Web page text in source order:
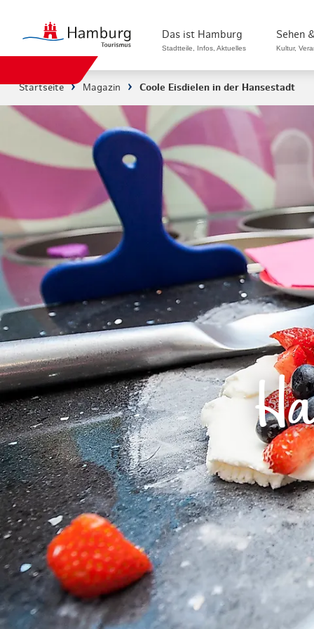
Das ist Hamburg
Stadtteile, Infos, Aktuelles
Stadtteile in Hamburg
Die Welt in Hamburg
Hamburg nachhaltig erleben
Ein Tag in Hamburg
Hamburg das ganze Jahr
Infos & Mobilität
Sehen
Kultur,
Kultur &
Musicals &
Hamburg
Rundfahrten
Radfahren
Routen &
Historisches
Grüne
Erlebnis,
Startseite Magazin Coole Eisdielen in der Hansestadt